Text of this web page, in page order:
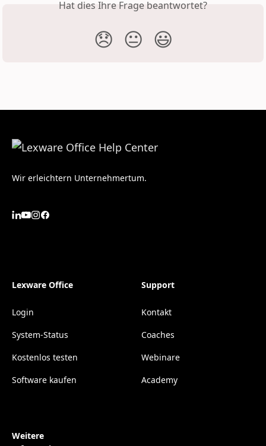
Hat dies Ihre Frage beantwortet?
😞 😐 😃
Wir erleichtern Unternehmertum.
Lexware Office
Login
System-Status
Kostenlos testen
Software kaufen
Support
Kontakt
Coaches
Webinare
Academy
Weitere